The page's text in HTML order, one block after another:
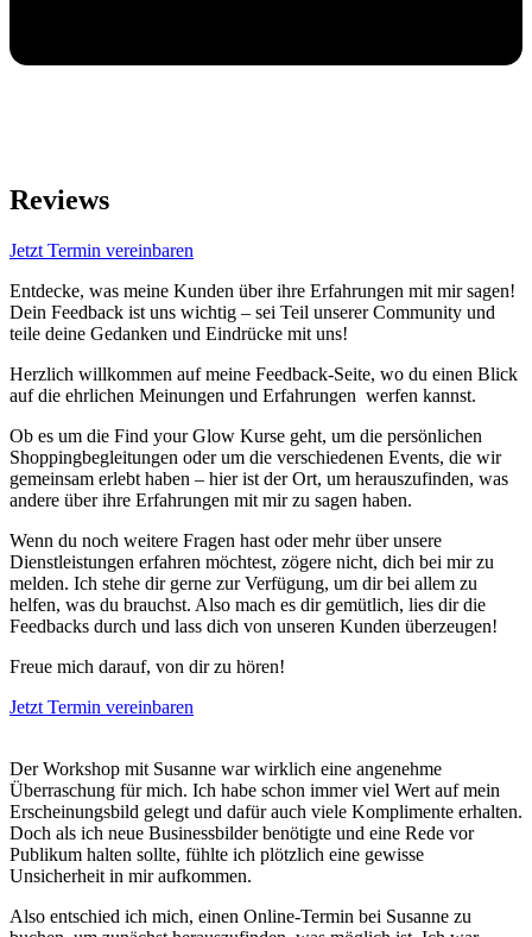
Reviews
Jetzt Termin vereinbaren
Entdecke, was meine Kunden über ihre Erfahrungen mit mir sagen!
Dein Feedback ist uns wichtig – sei Teil unserer Community und
teile deine Gedanken und Eindrücke mit uns!
Herzlich willkommen auf meine Feedback-Seite, wo du einen Blick
auf die ehrlichen Meinungen und Erfahrungen werfen kannst.
Ob es um die Find your Glow Kurse geht, um die persönlichen
Shoppingbegleitungen oder um die verschiedenen Events, die wir
gemeinsam erlebt haben – hier ist der Ort, um herauszufinden, was
andere über ihre Erfahrungen mit mir zu sagen haben.
Wenn du noch weitere Fragen hast oder mehr über unsere
Dienstleistungen erfahren möchtest, zögere nicht, dich bei mir zu
melden. Ich stehe dir gerne zur Verfügung, um dir bei allem zu
helfen, was du brauchst. Also mach es dir gemütlich, lies dir die
Feedbacks durch und lass dich von unseren Kunden überzeugen!
Freue mich darauf, von dir zu hören!
Jetzt Termin vereinbaren
Der Workshop mit Susanne war wirklich eine angenehme
Überraschung für mich. Ich habe schon immer viel Wert auf mein
Erscheinungsbild gelegt und dafür auch viele Komplimente erhalten.
Doch als ich neue Businessbilder benötigte und eine Rede vor
Publikum halten sollte, fühlte ich plötzlich eine gewisse
Unsicherheit in mir aufkommen.
Also entschied ich mich, einen Online-Termin bei Susanne zu